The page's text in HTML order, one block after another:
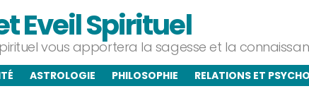
Eveil Spirituel
vous apportera la sagesse et la
ASTROLOGIE PHILOSOPHIE RELATIONS ET